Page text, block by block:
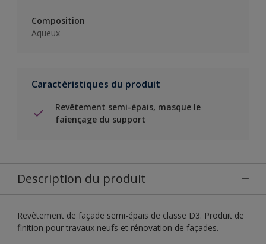
Composition
Aqueux
Caractéristiques du produit
Revêtement semi-épais, masque le
faiençage du support
Description du produit
Revêtement de façade semi-épais de classe D3. Produit de
finition pour travaux neufs et rénovation de façades.